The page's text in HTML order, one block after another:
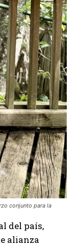
conjunto para la
del país,
alianza